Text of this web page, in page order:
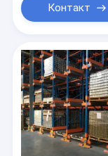
Контакт